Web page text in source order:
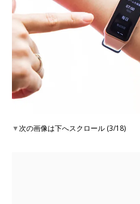
▼次の画像は下へスクロール (3/18)